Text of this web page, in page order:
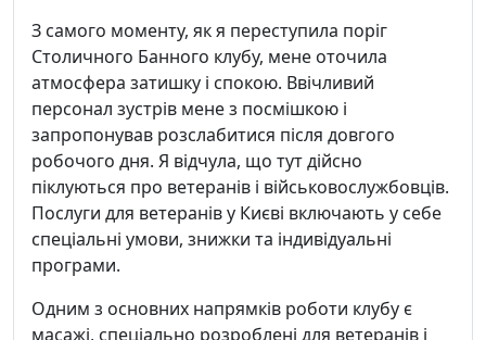
З самого моменту, як я переступила поріг
Столичного Банного клубу, мене оточила
атмосфера затишку і спокою. Ввічливий
персонал зустрів мене з посмішкою і
запропонував розслабитися після довгого
робочого дня. Я відчула, що тут дійсно
піклуються про ветеранів і військовослужбовців.
Послуги для ветеранів у Києві включають у себе
спеціальні умови, знижки та індивідуальні
програми.
Одним з основних напрямків роботи клубу є
масажі, спеціально розроблені для ветеранів і